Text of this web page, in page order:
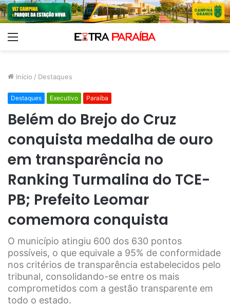
Início / Destaques
Destaques Executivo Paraíba
Belém do Brejo do Cruz
conquista medalha de ouro
em transparência no
Ranking Turmalina do TCE-
PB; Prefeito Leomar
comemora conquista
O município atingiu 600 dos 630 pontos
possíveis, o que equivale a 95% de conformidade
nos critérios de transparência estabelecidos pelo
tribunal, consolidando-se entre os mais
comprometidos com a gestão transparente em
todo o estado.